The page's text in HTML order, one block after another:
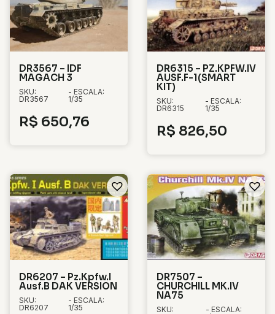
DR3567 – IDF
MAGACH 3
SKU:
DR3567
- ESCALA:
1/35
R$ 650,76
DR6315 – PZ.KPFW.IV
AUSF.F-1(SMART
KIT)
SKU:
DR6315
- ESCALA:
1/35
R$ 826,50
DR6207 – Pz.Kpfw.I
Ausf.B DAK VERSION
SKU:
DR6207
- ESCALA:
1/35
DR7507 –
CHURCHILL MK.IV
NA75
SKU:
- ESCALA: